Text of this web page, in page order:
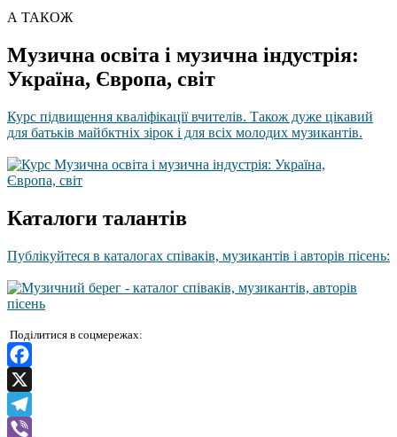
А ТАКОЖ
Музична освіта і музична індустрія:
Україна, Європа, світ
Курс підвищення кваліфікації вчителів. Також дуже цікавий
для батьків майбктніх зірок і для всіх молодих музикантів.
Каталоги талантів
Публікуйтеся в каталогах співаків, музикантів і авторів пісень:
Поділитися в соцмережах:
Facebook
X
Telegram